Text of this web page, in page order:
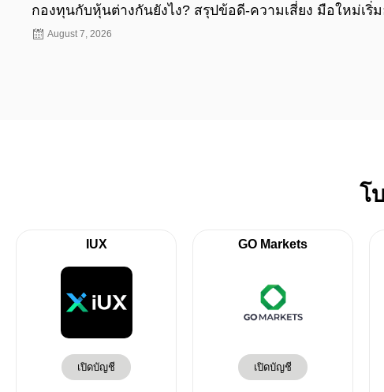
กองทุนกับหุ้นต่างกันยังไง? สรุปข้อดี-ความเสี่ยง มือใหม่เริ่ม
August 7, 2026
โ
IUX
เปิดบัญชี
GO Markets
เปิดบัญชี